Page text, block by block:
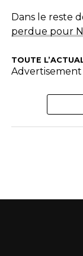
Dans le reste
perdue pour
TOUTE
Advertisement